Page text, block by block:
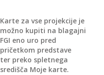
Karte za vse projekcije je
možno kupiti na blagajni
FGI eno uro pred
pričetkom predstave
ter preko spletnega
središča Moje karte.